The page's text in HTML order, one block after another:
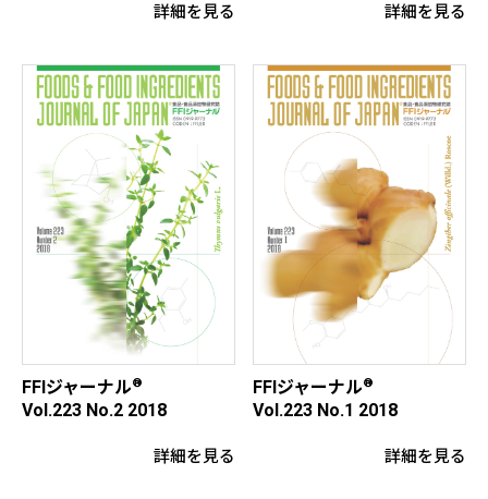
詳細を見る 詳細を見る
FFIジャーナル®
Vol.223 No.2 2018
詳細を見る
FFIジャーナル®
Vol.223 No.1 2018
詳細を見る